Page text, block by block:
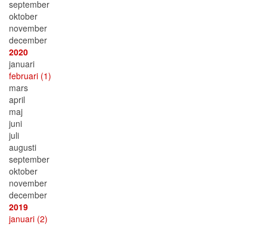
september
oktober
november
december
2020
januari
februari (1)
mars
april
maj
juni
juli
augusti
september
oktober
november
december
2019
januari (2)